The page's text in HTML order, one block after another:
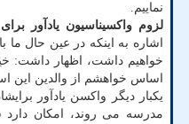
نماییم.
لزوم واکسیناسیون یادآور برای
اشاره به اینکه در عین حال
خواهیم داشت، اظهار داشت:
یکبار دیگر واکسن یادآور
مدرسه می روند، امکان دارد